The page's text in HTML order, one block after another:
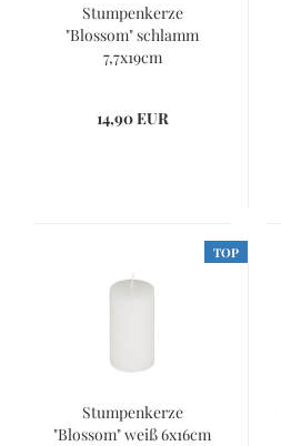
Stumpenkerze
"Blossom" schlamm
7,7x19cm
14,90 EUR
TOP
Stumpenkerze
"Blossom" weiß 6x16cm